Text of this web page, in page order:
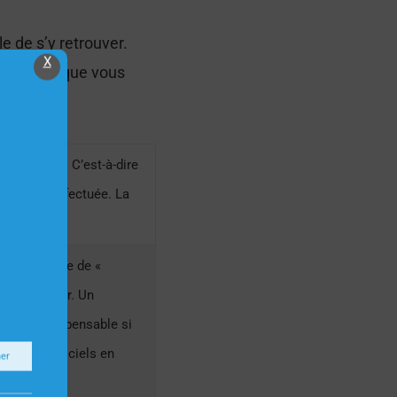
de s’y retrouver.
que vous
C’est-à-dire
être effectuée. La
au nombre de «
processeur. Un
est indispensable si
logiciels en
X